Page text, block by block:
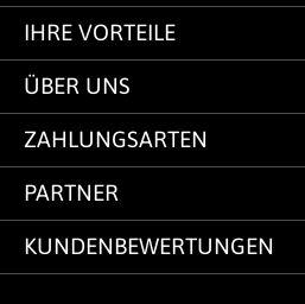
IHRE VORTEILE
ÜBER UNS
ZAHLUNGSARTEN
PARTNER
KUNDENBEWERTUNGEN